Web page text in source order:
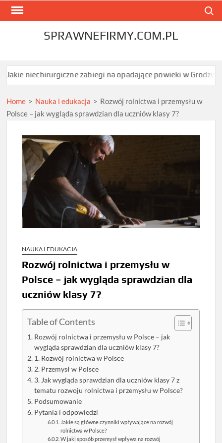
Skip
SPRAWNEFIRMY.COM.PL
zabiegi na opadające powieki w Grodzisku
Home > Nauka i edukacja > Rozwój rolnictwa i przemysłu w
Polsce – jak wygląda sprawdzian dla uczniów klasy 7?
NAUKA I EDUKACJA
Rozwój rolnictwa i przemysłu w
Polsce – jak wygląda sprawdzian dla
uczniów klasy 7?
Table of Contents
Rozwój rolnictwa i przemysłu w Polsce – jak
wygląda sprawdzian dla uczniów klasy 7?
1. Rozwój rolnictwa w Polsce
2. Przemysł w Polsce
3. Jak wygląda sprawdzian dla uczniów klasy 7 z
tematu rozwoju rolnictwa i przemysłu w Polsce?
Podsumowanie
Pytania i odpowiedzi
Jakie są główne czynniki wpływające na rozwój
rolnictwa w Polsce?
W jaki sposób przemysł wpływa na rozwój